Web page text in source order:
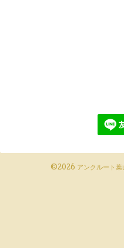
©2026 アンクルート葉